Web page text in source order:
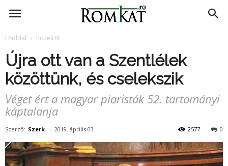
RomKat.ro
Főoldal Közelről
Újra ott van a Szentlélek
közöttünk, és cselekszik
Véget ért a magyar piaristák 52. tartományi
káptalanja
Szerző: Szerk. - 2019. április 03. 0
2577